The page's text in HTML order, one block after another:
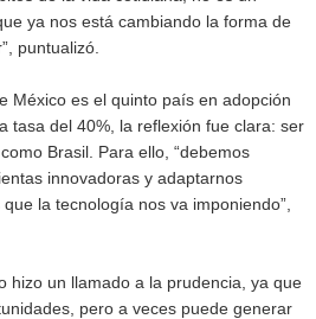
ya nos está cambiando la forma de
puntualizó.
México es el quinto país en adopción
tasa del 40%, la reflexión fue clara: ser
Brasil. Para ello, “debemos
innovadoras y adaptarnos
la tecnología nos va imponiendo”,
hizo un llamado a la prudencia, ya que
pero a veces puede generar